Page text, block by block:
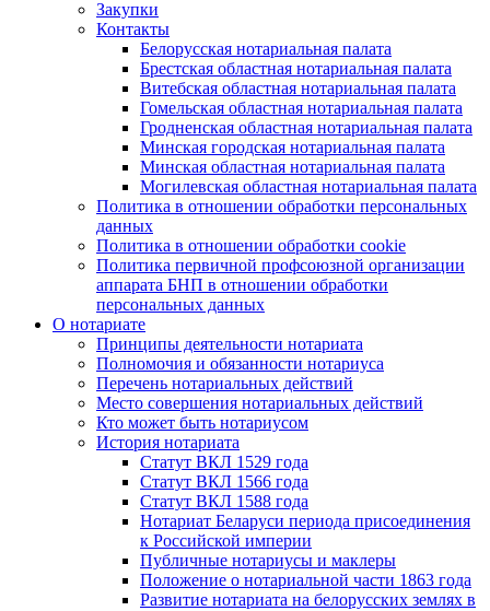
Закупки
Контакты
Белорусская нотариальная палата
Брестская областная нотариальная палата
Витебская областная нотариальная палата
Гомельская областная нотариальная палата
Гродненская областная нотариальная палата
Минская городская нотариальная палата
Минская областная нотариальная палата
Могилевская областная нотариальная палата
Политика в отношении обработки персональных
данных
Политика в отношении обработки cookie
Политика первичной профсоюзной организации
аппарата БНП в отношении обработки
персональных данных
О нотариате
Принципы деятельности нотариата
Полномочия и обязанности нотариуса
Перечень нотариальных действий
Место совершения нотариальных действий
Кто может быть нотариусом
История нотариата
Статут ВКЛ 1529 года
Статут ВКЛ 1566 года
Статут ВКЛ 1588 года
Нотариат Беларуси периода присоединения
к Российской империи
Публичные нотариусы и маклеры
Положение о нотариальной части 1863 года
Развитие нотариата на белорусских землях в